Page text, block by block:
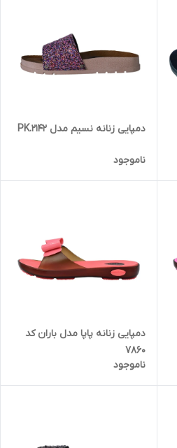
دمپایی زنانه نسیم مدل PK.2142
ناموجود
دمپایی زنانه پاپا مدل باران کد
7860
ناموجود